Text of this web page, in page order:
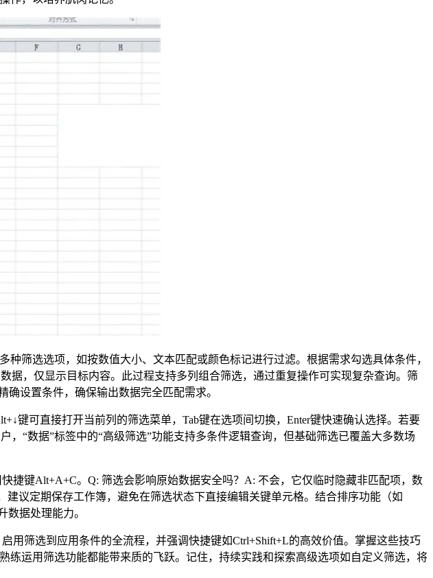
筛选选项，如按数值大小、文本匹配或颜色标记进行过滤。根据需求勾选具体条件，
据，仅显示目标内容。此过程支持多列组合筛选，通过重复操作可实现复杂查询。筛
设置条件，确保输出数据完全匹配需求。
键可直接打开当前列的筛选菜单，Tab键在选项间切换，Enter键快速确认选择。若要
“数据”标签中的“高级筛选”功能支持多条件逻辑查询，但基础筛选已覆盖大多数场
捷键Alt+A+C。Q: 筛选会影响原始数据安全吗？A: 不会，它仅临时隐藏非匹配项，数
议定期保存工作簿，避免在筛选状态下直接编辑关键单元格。结合排序功能（如
据处理能力。
用筛选到应用条件的全流程，并强调快捷键如Ctrl+Shift+L的高效价值。掌握这些技巧
运用筛选功能都能带来质的飞跃。记住，持续实践和探索高级选项如自定义筛选，将